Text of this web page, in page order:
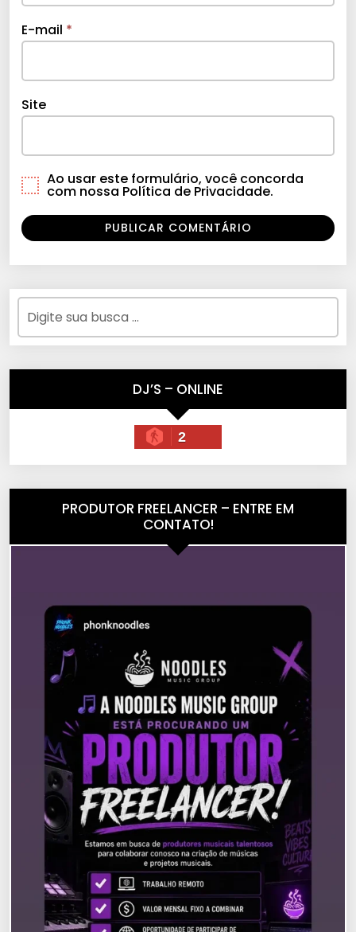
E-mail *
Site
Ao usar este formulário, você concorda
com nossa Política de Privacidade.
DJ’S – ONLINE
2
PRODUTOR FREELANCER – ENTRE EM
CONTATO!